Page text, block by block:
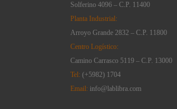
Solferino 4096 – C.P. 11400
Planta Industrial:
Arroyo Grande 2832 – C.P. 11800
Centro Logístico:
Camino Carrasco 5119 – C.P. 13000
Tel: (+5982) 1704
Email: info@lablibra.com